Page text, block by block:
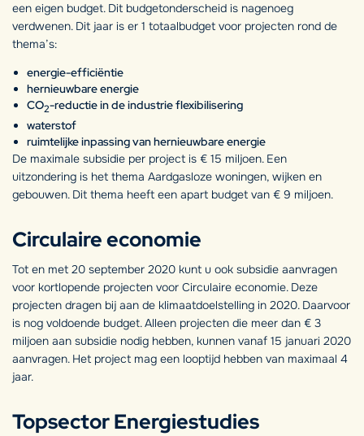
een eigen budget. Dit budgetonderscheid is nagenoeg
verdwenen. Dit jaar is er 1 totaalbudget voor projecten rond de
thema’s:
energie-efficiëntie
hernieuwbare energie
CO2-reductie in de industrie flexibilisering
waterstof
ruimtelijke inpassing van hernieuwbare energie
De maximale subsidie per project is € 15 miljoen. Een
uitzondering is het thema Aardgasloze woningen, wijken en
gebouwen. Dit thema heeft een apart budget van € 9 miljoen.
Circulaire economie
Tot en met 20 september 2020 kunt u ook subsidie aanvragen
voor kortlopende projecten voor Circulaire economie. Deze
projecten dragen bij aan de klimaatdoelstelling in 2020. Daarvoor
is nog voldoende budget. Alleen projecten die meer dan € 3
miljoen aan subsidie nodig hebben, kunnen vanaf 15 januari 2020
aanvragen. Het project mag een looptijd hebben van maximaal 4
jaar.
Topsector Energiestudies